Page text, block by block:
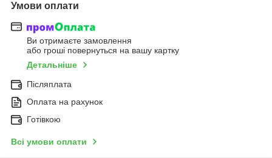
Умови оплати
Ви отримаєте замовлення
або гроші повернуться на вашу картку
Детальніше
Післяплата
Оплата на рахунок
Готівкою
Всі умови оплати